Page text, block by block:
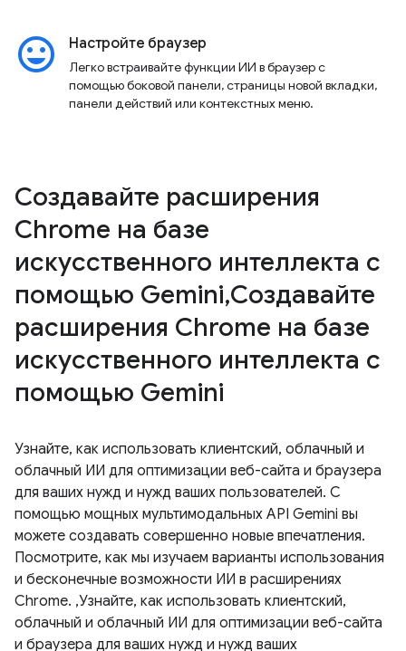
insert_emoticon Настройте браузер
Легко встраивайте функции ИИ в браузер с
помощью боковой панели, страницы новой вкладки,
панели действий или контекстных меню.
Создавайте расширения
Chrome на базе
искусственного интеллекта с
помощью Gemini,Создавайте
расширения Chrome на базе
искусственного интеллекта с
помощью Gemini
Узнайте, как использовать клиентский, облачный и
облачный ИИ для оптимизации веб-сайта и браузера
для ваших нужд и нужд ваших пользователей. С
помощью мощных мультимодальных API Gemini вы
можете создавать совершенно новые впечатления.
Посмотрите, как мы изучаем варианты использования
и бесконечные возможности ИИ в расширениях
Chrome. ,Узнайте, как использовать клиентский,
облачный и облачный ИИ для оптимизации веб-сайта
и браузера для ваших нужд и нужд ваших